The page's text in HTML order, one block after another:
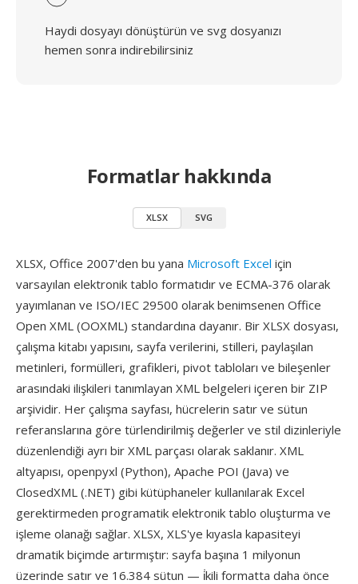
Haydi dosyayı dönüştürün ve svg dosyanızı
hemen sonra indirebilirsiniz
Formatlar hakkında
XLSX SVG
XLSX, Office 2007'den bu yana Microsoft Excel için
varsayılan elektronik tablo formatıdır ve ECMA-376 olarak
yayımlanan ve ISO/IEC 29500 olarak benimsenen Office
Open XML (OOXML) standardına dayanır. Bir XLSX dosyası,
çalışma kitabı yapısını, sayfa verilerini, stilleri, paylaşılan
metinleri, formülleri, grafikleri, pivot tabloları ve bileşenler
arasındaki ilişkileri tanımlayan XML belgeleri içeren bir ZIP
arşividir. Her çalışma sayfası, hücrelerin satır ve sütun
referanslarına göre türlendirilmiş değerler ve stil dizinleriyle
düzenlendiği ayrı bir XML parçası olarak saklanır. XML
altyapısı, openpyxl (Python), Apache POI (Java) ve
ClosedXML (.NET) gibi kütüphaneler kullanılarak Excel
gerektirmeden programatik elektronik tablo oluşturma ve
işleme olanağı sağlar. XLSX, XLS'ye kıyasla kapasiteyi
dramatik biçimde artırmıştır: sayfa başına 1 milyonun
üzerinde satır ve 16.384 sütun — i̇kili formatta daha önce